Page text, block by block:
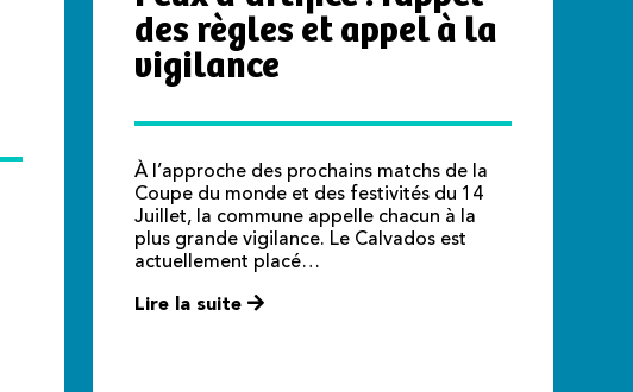
des règles et appel à la
vigilance
À l’approche des prochains matchs de la
Coupe du monde et des festivités du 14
Juillet, la commune appelle chacun à la
plus grande vigilance. Le Calvados est
actuellement placé…
Lire la suite